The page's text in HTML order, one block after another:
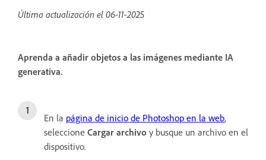
Última actualización el 06-11-2025
Aprenda a añadir objetos a las imágenes mediante IA
generativa.
En la página de inicio de Photoshop en la web,
seleccione Cargar archivo y busque un archivo en el
dispositivo.